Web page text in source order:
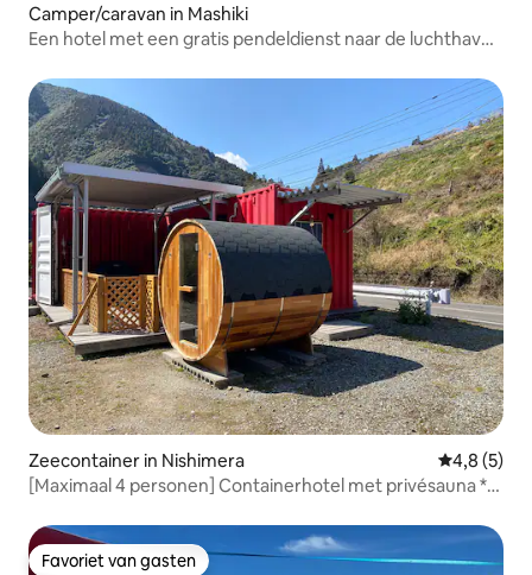
Camper/caravan in Mashiki
Een hotel met een gratis pendeldienst naar de luchthaven
Zeecontainer in Nishimera
4,8 (5)
[Maximaal 4 personen] Containerhotel met privésauna *
Favoriet van gasten
Favoriet van gasten